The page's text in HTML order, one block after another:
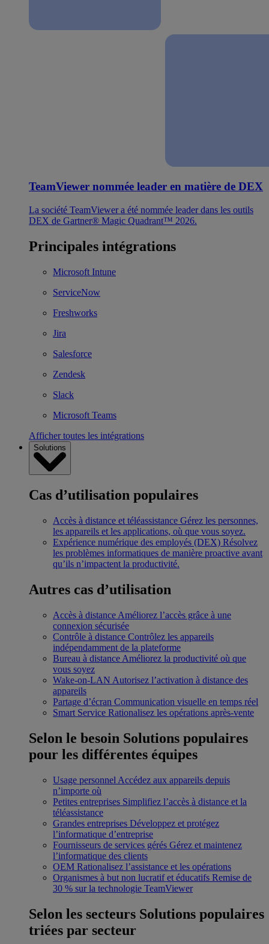
TeamViewer nommée leader en matière de DEX
La société TeamViewer a été nommée leader dans les outils
DEX de Gartner® Magic Quadrant™ 2026.
Principales intégrations
Microsoft Intune
ServiceNow
Freshworks
Jira
Salesforce
Zendesk
Slack
Microsoft Teams
Afficher toutes les intégrations
Solutions
Cas d’utilisation populaires
Accès à distance et téléassistance Gérez les personnes,
les appareils et les applications, où que vous soyez.
Expérience numérique des employés (DEX) Résolvez
les problèmes informatiques de manière proactive avant
qu’ils n’impactent la productivité.
Autres cas d’utilisation
Accès à distance Améliorez l’accès grâce à une
connexion sécurisée
Contrôle à distance Contrôlez les appareils
indépendamment de la plateforme
Bureau à distance Améliorez la productivité où que
vous soyez
Wake-on-LAN Autorisez l’activation à distance des
appareils
Partage d’écran Communication visuelle en temps réel
Smart Service Rationalisez les opérations après-vente
Selon le besoin Solutions populaires
pour les différentes équipes
Usage personnel Accédez aux appareils depuis
n’importe où
Petites entreprises Simplifiez l’accès à distance et la
téléassistance
Grandes entreprises Développez et protégez
l’informatique d’entreprise
Fournisseurs de services gérés Gérez et maintenez
l’informatique des clients
OEM Rationalisez l’assistance et les opérations
Organismes à but non lucratif et éducatifs Remise de
30 % sur la technologie TeamViewer
Selon les secteurs Solutions populaires
triées par secteur